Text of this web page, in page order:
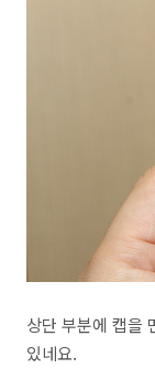
상단 부분에 캡을
있네요.